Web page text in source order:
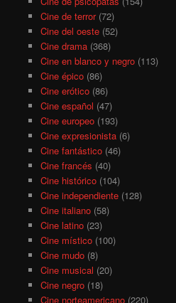
Cine de terror(72)
Cine del oeste(52)
Cine drama(368)
Cine en blanco y negro(113)
Cine épico(86)
Cine erótico(86)
Cine español (47)
Cine europeo(193)
Cine expresionista(6)
Cine fantástico(46)
Cine francés (40)
Cine histórico(104)
Cine independiente(128)
Cine italiano(58)
Cine latino(23)
Cine místico(100)
Cine mudo(8)
Cine musical (20)
Cine negro(18)
Cine norteamericano(220)